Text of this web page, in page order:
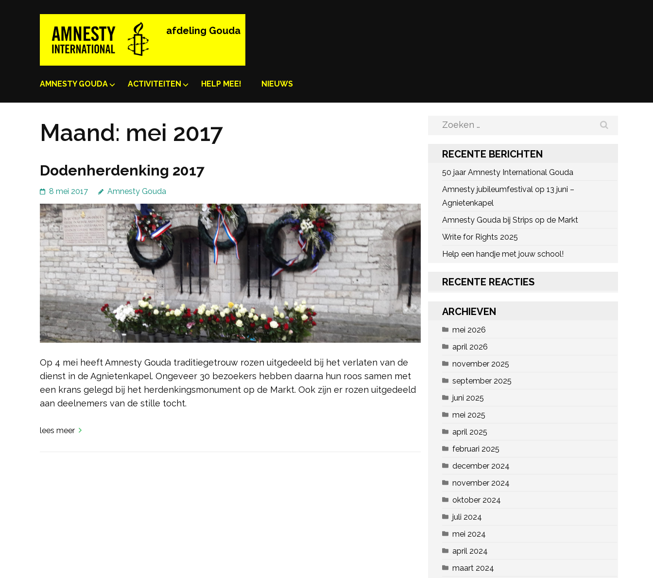
afdeling Gouda
AMNESTY GOUDA ACTIVITEITEN HELP MEE! NIEUWS
Maand: mei 2017
Dodenherdenking 2017
8 mei 2017 Amnesty Gouda
Op 4 mei heeft Amnesty Gouda traditiegetrouw rozen uitgedeeld bij het verlaten van de
dienst in de Agnietenkapel. Ongeveer 30 bezoekers hebben daarna hun roos samen met
een krans gelegd bij het herdenkingsmonument op de Markt. Ook zijn er rozen uitgedeeld
aan deelnemers van de stille tocht.
lees meer
Zoeken
RECENTE BERICHTEN
50 jaar Amnesty International Gouda
Amnesty jubileumfestival op 13 juni –
Agnietenkapel
Amnesty Gouda bij Strips op de Markt
Write for Rights 2025
Help een handje met jouw school!
RECENTE REACTIES
ARCHIEVEN
mei 2026
april 2026
november 2025
september 2025
juni 2025
mei 2025
april 2025
februari 2025
december 2024
november 2024
oktober 2024
juli 2024
mei 2024
april 2024
maart 2024